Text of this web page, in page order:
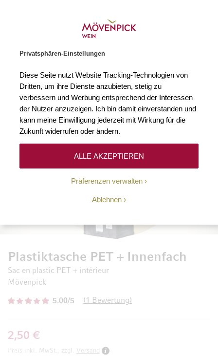
Privatsphären-Einstellungen
Diese Seite nutzt Website Tracking-Technologien von
Dritten, um ihre Dienste anzubieten, stetig zu
verbessern und Werbung entsprechend der Interessen
der Nutzer anzuzeigen. Ich bin damit einverstanden und
kann meine Einwilligung jederzeit mit Wirkung für die
Zukunft widerrufen oder ändern.
Präferenzen verwalten
Ablehnen
ALLE AKZEPTIEREN
5.00/5 1 Bewertung
Plastiktasche PET + Innenfach
Sac en plastic PET + intérieur
Mövenpick
2,50 €
Preis inkl. MwSt., zzgl. Versand
Zum Ende der Bildgalerie springen
Zum Anfang der